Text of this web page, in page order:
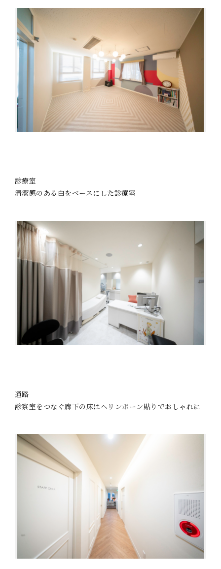
診療室
清潔感のある白をベースにした診療室
通路
診察室をつなぐ廊下の床はヘリンボーン貼りでおしゃれに